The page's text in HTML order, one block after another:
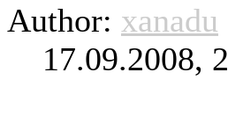
Author: xanadu
17.09.2008,